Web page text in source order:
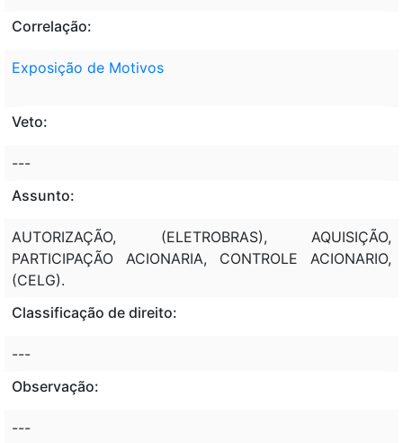
Correlação:
Exposição de Motivos
Veto:
---
Assunto:
AUTORIZAÇÃO, (ELETROBRAS), AQUISIÇÃO,
PARTICIPAÇÃO ACIONARIA, CONTROLE ACIONARIO,
(CELG).
Classificação de direito:
---
Observação:
---